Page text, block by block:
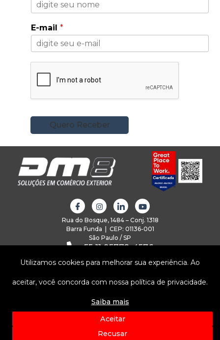
E-mail*
Quero Receber
Rua do Bosque, 1484 – Conj. 1318
Barra Funda | CEP: 01136-001
São Paulo / SP
+55 11 95772-4576
Utilizamos cookies para melhorar sua experiência. Ao
aceitar, você concorda com nossa política de privacidade.
Saiba mais
Aceitar
Recusar